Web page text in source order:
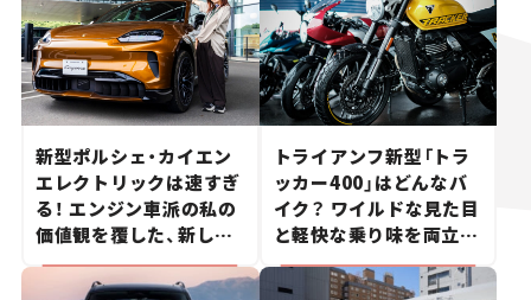
新型ポルシェ・カイエン
エレクトリックは速すぎ
る！ エンジン車派の私の
価値観を覆した、新しい
ポルシェの走り。
トライアンフ新型「トラ
ッカー400」はどんなバ
イク？ ワイルドな見た目
と軽快な乗り味を両立し
た400ccフラットトラッ
カー【試乗レビュー】